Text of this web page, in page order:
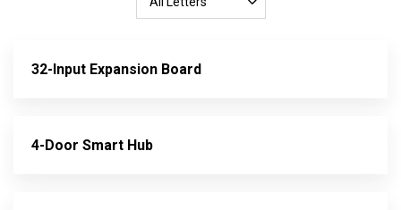
32-Input Expansion Board
4-Door Smart Hub